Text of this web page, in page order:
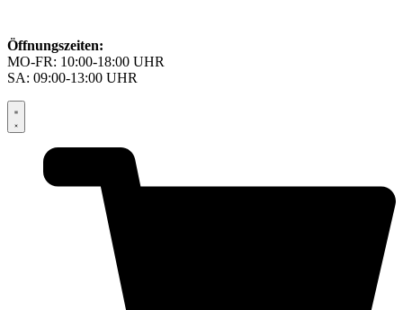
Öffnungszeiten:
MO-FR: 10:00-18:00 UHR
SA: 09:00-13:00 UHR